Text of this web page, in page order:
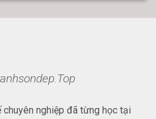
nghiệp đã từng học tại